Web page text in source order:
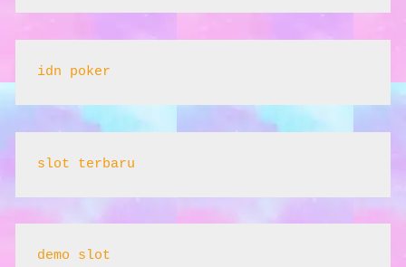
idn poker
slot terbaru
demo slot